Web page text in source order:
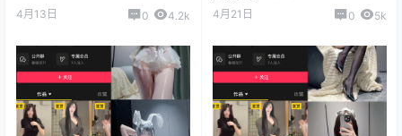
4月13日 0 4.2k 4月21日 0 5k